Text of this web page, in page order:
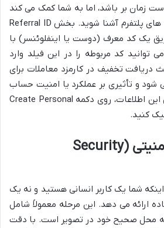
زمان بر باشد، اما به شما کمک می کند
تا با قوانین و محدودیت های پلتفرم آشنا شوید. بخش Referral ID
یک کد معرف (دوست یا اینفلوئنسر) با
توانید کد مربوطه را در این فیلد وارد
دریافت تخفیف در کارمزد معاملات برای
شود و تأثیری بر عملکرد یا امنیت حساب
شما ندارد. پس از تکمیل این اطلاعات، روی دکمه Create Personal
گام ۳: حل پازل امنیتی (Security
شما یک کاربر انسانی هستید و نه یک
ارائه می دهد. این مرحله معمولاً شامل
محل صحیح خود در تصویر است. با دقت